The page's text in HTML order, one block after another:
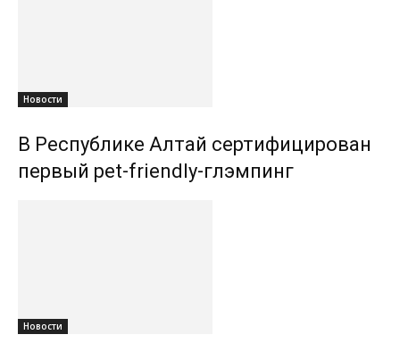
Новости
В Республике Алтай сертифицирован
первый pet-friendly-глэмпинг
Новости